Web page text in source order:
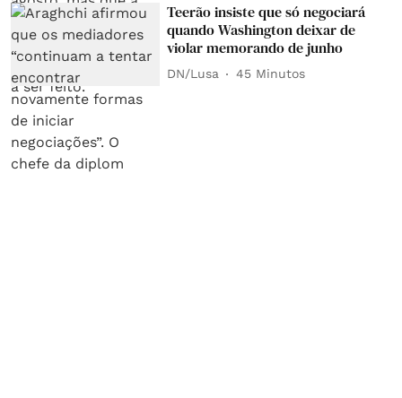
Teerão insiste que só negociará
quando Washington deixar de
violar memorando de junho
DN/Lusa 45 Minutos